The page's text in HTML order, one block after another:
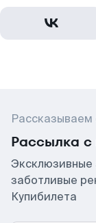
Рассказываем
Рассылка
Эксклюзивные
заботливые
Купибилета